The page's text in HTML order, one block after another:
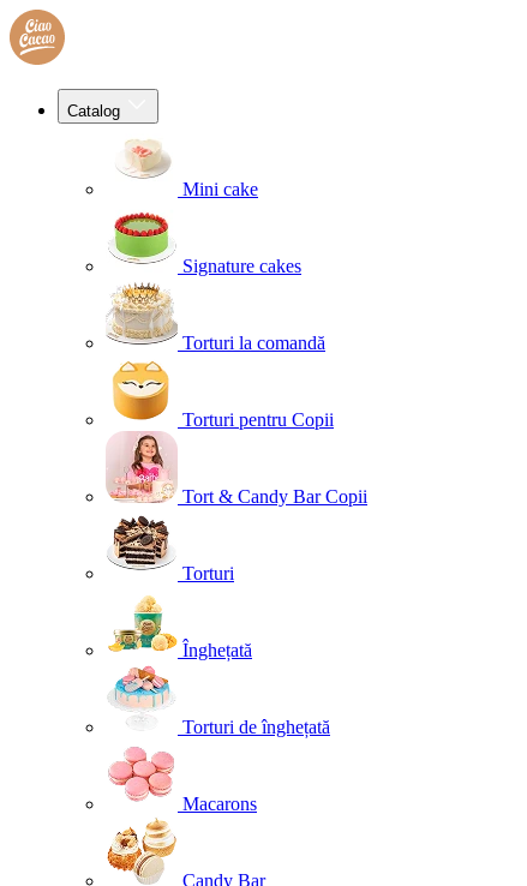
Catalog
Mini cake
Signature cakes
Torturi la comandă
Torturi pentru Copii
Tort & Candy Bar Copii
Torturi
Înghețată
Torturi de înghețată
Macarons
Candy Bar